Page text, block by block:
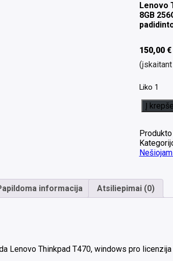
Lenovo
8GB
150,00 €
Liko 1
produkto
kiekis:
Thinkpad
T470
14.0
i5-
7300U
8GB
baterija
Į
informacija Atsiliepimai (0)
Lenovo Thinkpad T470, windows pro